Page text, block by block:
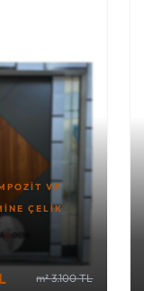
VE
ÇELIK
m² 3.100 TL